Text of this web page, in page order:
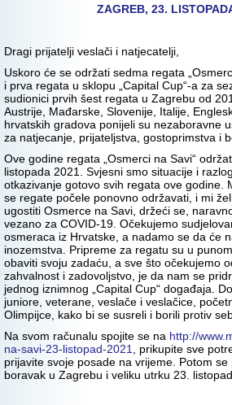
ZAGREB, 23.
Dragi prijatelji veslači i natjecatelji,
Uskoro će se održati sedma regata
i prva regata u sklopu „Capital Cup“-a za
sudionici prvih šest regata u Zagrebu od
Austrije, Mađarske, Slovenije, Italije,
hrvatskih gradova ponijeli su nezaboravne
za natjecanje, prijateljstva, gostoprimstva i
Ove godine regata „Osmerci na Savi“
listopada 2021. Svjesni smo situacije i
otkazivanje gotovo svih regata ove godine.
se regate počele ponovno održavati, i mi
ugostiti Osmerce na Savi, držeći se,
vezano za COVID-19. Očekujemo
osmeraca iz Hrvatske, a nadamo se da će
inozemstva. Pripreme za regatu su u
obaviti svoju zadaću, a sve što očekujemo
zahvalnost i zadovoljstvo, je da nam se
jednog iznimnog „Capital Cup“ događaja.
juniore, veterane, veslače i veslačice,
Olimpijce, kako bi se susreli i borili protiv
Na svom računalu spojite se na http://
na-savi-23-listopad-2021
, prikupite sve
prijavite svoje posade na vrijeme. Potom
boravak u Zagrebu i veliku utrku 23.